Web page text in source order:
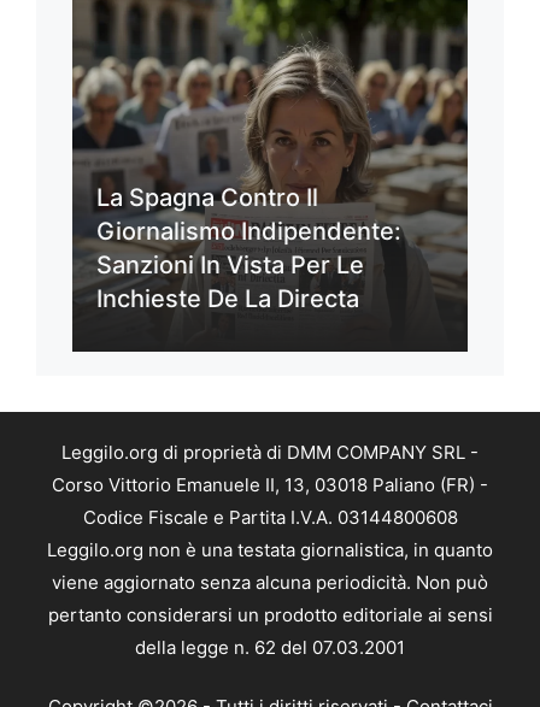
La Spagna Contro Il
Giornalismo Indipendente:
Sanzioni In Vista Per Le
Inchieste De La Directa
Leggilo.org di proprietà di DMM COMPANY SRL -
Corso Vittorio Emanuele II, 13, 03018 Paliano (FR) -
Codice Fiscale e Partita I.V.A. 03144800608
Leggilo.org non è una testata giornalistica, in quanto
viene aggiornato senza alcuna periodicità. Non può
pertanto considerarsi un prodotto editoriale ai sensi
della legge n. 62 del 07.03.2001